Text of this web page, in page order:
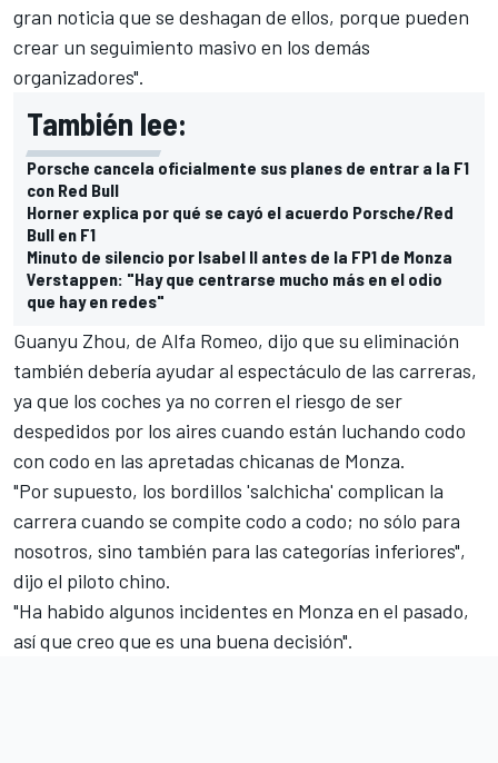
gran noticia que se deshagan de ellos, porque pueden
crear un seguimiento masivo en los demás
organizadores".
También lee:
Porsche cancela oficialmente sus planes de entrar a la F1
con Red Bull
Horner explica por qué se cayó el acuerdo Porsche/Red
Bull en F1
Minuto de silencio por Isabel II antes de la FP1 de Monza
Verstappen: "Hay que centrarse mucho más en el odio
que hay en redes"
Guanyu Zhou, de Alfa Romeo, dijo que su eliminación
también debería ayudar al espectáculo de las carreras,
ya que los coches ya no corren el riesgo de ser
despedidos por los aires cuando están luchando codo
con codo en las apretadas chicanas de Monza.
"Por supuesto, los bordillos 'salchicha' complican la
carrera cuando se compite codo a codo; no sólo para
nosotros, sino también para las categorías inferiores",
dijo el piloto chino.
"Ha habido algunos incidentes en Monza en el pasado,
así que creo que es una buena decisión".